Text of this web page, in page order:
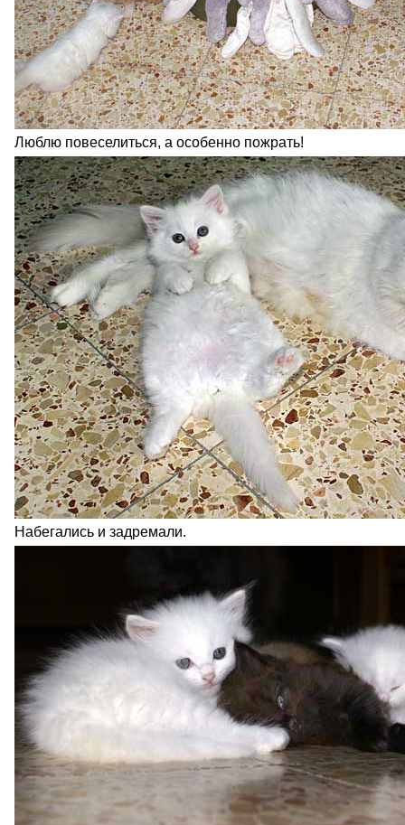
Люблю повеселиться, а особенно пожрать!
Набегались и задремали.